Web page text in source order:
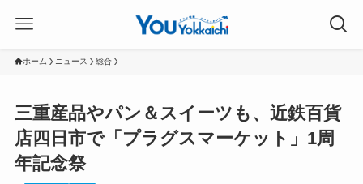
ホーム ニュース 総合
三重産品やパン＆スイーツも、近鉄百貨
店四日市で「プラグスマーケット」1周
年記念祭